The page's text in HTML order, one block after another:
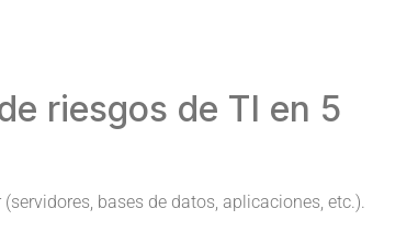
riesgos de TI en 5
bases de datos, aplicaciones, etc.).